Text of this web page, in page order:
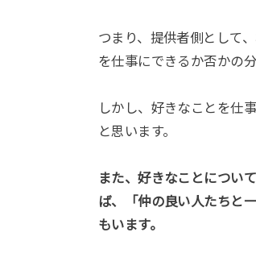
つまり、提供者側として
を仕事にできるか否かの
しかし、好きなことを仕
と思います。
また、好きなことについ
ば、「仲の良い人たちと
もいます。